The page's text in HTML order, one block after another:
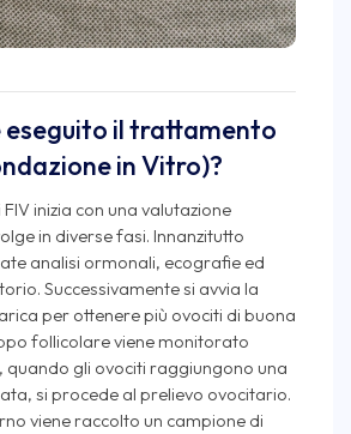
eseguito il trattamento
in Vitro)?
inizia con una valutazione
in diverse fasi. Innanzitutto
analisi ormonali, ecografie ed
Successivamente si avvia la
per ottenere più ovociti di buona
follicolare viene monitorato
quando gli ovociti raggiungono una
si procede al prelievo ovocitario.
viene raccolto un campione di